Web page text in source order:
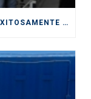
D&C DIVISIÓN DEPÓSITOS CULMINA EXITOSAMENTE SERVICIOS PRESTADOS DURANTE CICLO DE EXPORTACIÓN DE CEREZAS